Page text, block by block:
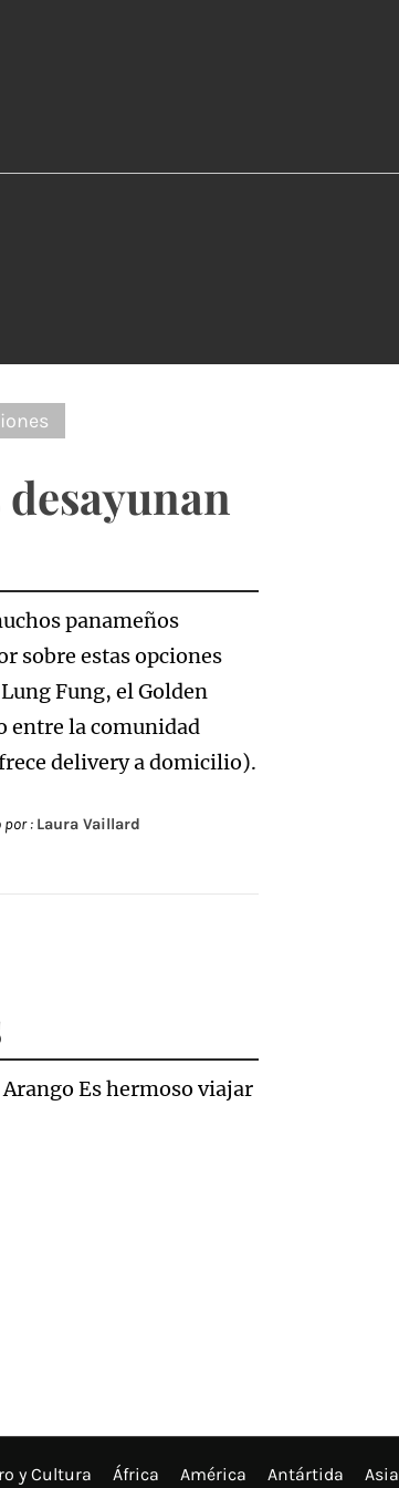
panameños
sobre estas opciones
Fung, el Golden
entre la comunidad
delivery a domicilio).
por : Laura Vaillard
Es hermoso viajar
y Cultura África América Antártida Asia